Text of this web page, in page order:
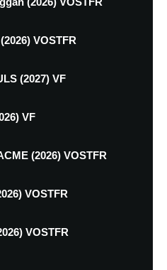
VOSTFR
(2027) VF
VF
(2026) VOSTFR
VOSTFR
VOSTFR